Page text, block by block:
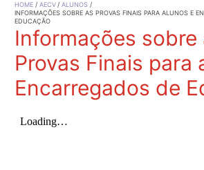
HOME AECV
ALUNOS
INFORMAÇÕES SOBRE AS PROVAS FINAIS PARA ALUNOS E
EDUCAÇÃO
Informações sobre
Provas Finais para
Encarregados de